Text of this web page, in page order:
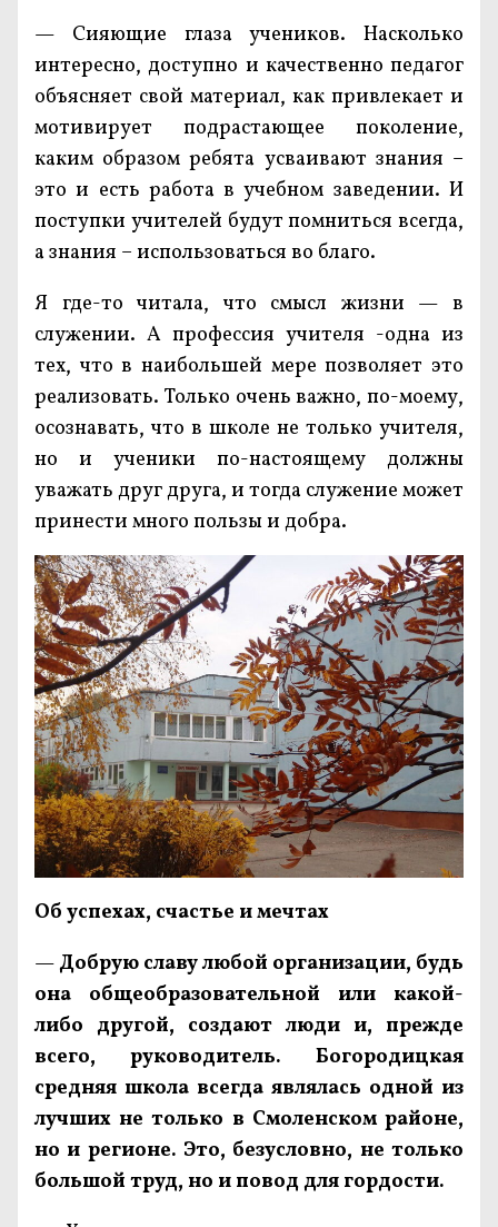
— Сияющие глаза учеников. Насколько
интересно, доступно и качественно педагог
объясняет свой материал, как привлекает и
мотивирует подрастающее поколение,
каким образом ребята усваивают знания –
это и есть работа в учебном заведении. И
поступки учителей будут помниться всегда,
а знания – использоваться во благо.
Я где-то читала, что смысл жизни — в
служении. А профессия учителя -одна из
тех, что в наибольшей мере позволяет это
реализовать. Только очень важно, по-моему,
осознавать, что в школе не только учителя,
но и ученики по-настоящему должны
уважать друг друга, и тогда служение может
принести много пользы и добра.
Об успехах, счастье и мечтах
—Добрую славу любой организации, будь
она общеобразовательной или какой-
либо другой, создают люди и, прежде
всего, руководитель. Богородицкая
средняя школа всегда являлась одной из
лучших не только в Смоленском районе,
но и регионе. Это, безусловно, не только
большой труд, но и повод для гордости.